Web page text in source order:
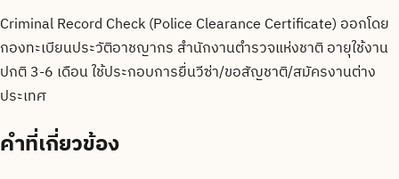
Criminal Record Check (Police Clearance Certificate) ออกโดย
กองทะเบียนประวัติอาชญากร สำนักงานตำรวจแห่งชาติ อายุใช้งาน
ปกติ 3-6 เดือน ใช้ประกอบการยื่นวีซ่า/ขอสัญชาติ/สมัครงานต่าง
ประเทศ
คำที่เกี่ยวข้อง